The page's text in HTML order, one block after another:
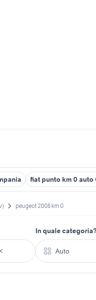
fiat punto km 0 auto
peugeot 2008 km 0
In quale categoria?
Auto